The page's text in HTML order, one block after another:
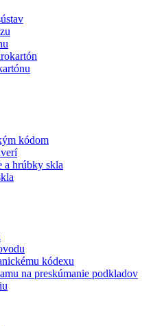
kódom
a hrúbky skla
kódexu
na preskúmanie podkladov